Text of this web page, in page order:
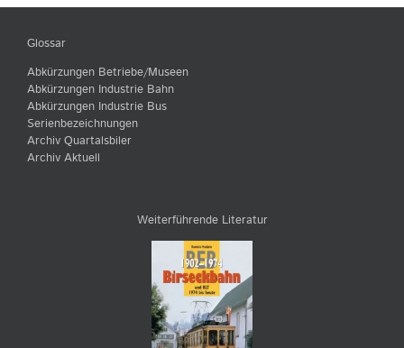
Glossar
Abkürzungen Betriebe/Museen
Abkürzungen Industrie Bahn
Abkürzungen Industrie Bus
Serienbezeichnungen
Archiv Quartalsbiler
Archiv Aktuell
Weiterführende Literatur